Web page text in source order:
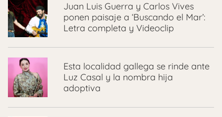
Juan Luis Guerra y Carlos Vives
ponen paisaje a ‘Buscando el Mar’:
Letra completa y Videoclip
Esta localidad gallega se rinde ante
Luz Casal y la nombra hija
adoptiva